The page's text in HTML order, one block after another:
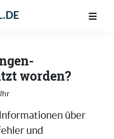
worden?
über
und